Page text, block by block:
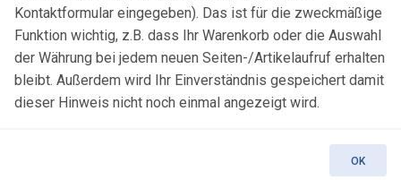
Kontaktformular eingegeben). Das ist für die zweckmäßige
Funktion wichtig, z.B. dass Ihr Warenkorb oder die Auswahl
der Währung bei jedem neuen Seiten-/Artikelaufruf erhalten
bleibt. Außerdem wird Ihr Einverständnis gespeichert damit
dieser Hinweis nicht noch einmal angezeigt wird.
OK
+49 7950 1345
topgeo.com